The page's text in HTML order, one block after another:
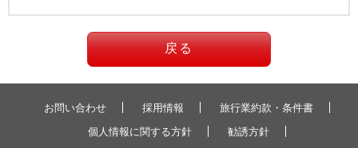
戻る
お問い合わせ 採用情報
旅行業約款・条件書
個人情報に関する方針
勧誘方針